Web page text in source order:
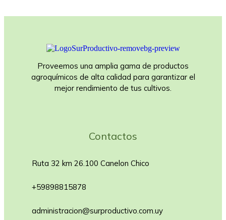
Proveemos una amplia gama de productos
agroquímicos de alta calidad para garantizar el
mejor rendimiento de tus cultivos.
Contactos
Ruta 32 km 26.100 Canelon Chico
+59898815878
administracion@surproductivo.com.uy